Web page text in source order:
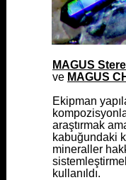
MAGUS
ve MAGUS
Ekipman
araştırmak
kabuğundaki
mineraller
kullanıldı.
MAGUS
ve MAGUS
Ekipman
araştırmak
kabuğundaki
mineraller
kullanıldı.